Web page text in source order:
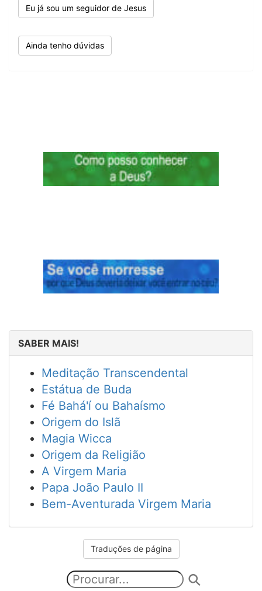
Eu já sou um seguidor de Jesus
Ainda tenho dúvidas
SABER MAIS!
Meditação Transcendental
Estátua de Buda
Fé Bahá'í ou Bahaísmo
Origem do Islã
Magia Wicca
Origem da Religião
A Virgem Maria
Papa João Paulo II
Bem-Aventurada Virgem Maria
Traduções de página